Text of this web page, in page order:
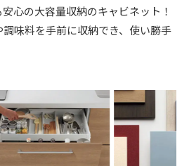
心の大容量収納のキャビネット！
味料を手前に収納でき、使い勝手